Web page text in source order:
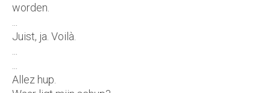
worden.
Juist, ja. Voilà.
Allez hup.